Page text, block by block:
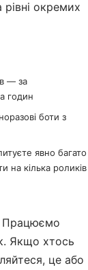
окремих
— за
годин
боти з
явно багато
на кілька роликів
Працюємо
Якщо хтось
це або